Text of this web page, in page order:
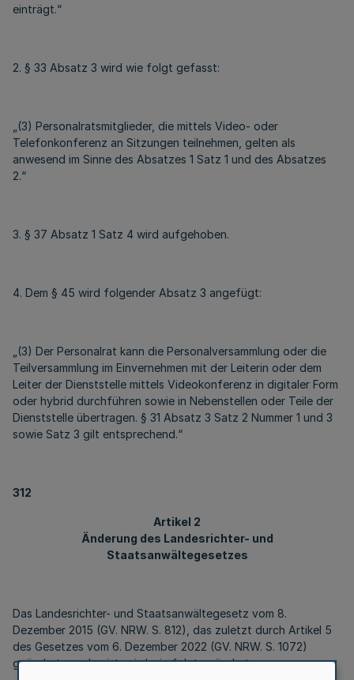
einträgt.“
2. § 33 Absatz 3 wird wie folgt gefasst:
„(3) Personalratsmitglieder, die mittels Video- oder
Telefonkonferenz an Sitzungen teilnehmen, gelten als
anwesend im Sinne des Absatzes 1 Satz 1 und des Absatzes
2.“
3. § 37 Absatz 1 Satz 4 wird aufgehoben.
4. Dem § 45 wird folgender Absatz 3 angefügt:
„(3) Der Personalrat kann die Personalversammlung oder die
Teilversammlung im Einvernehmen mit der Leiterin oder dem
Leiter der Dienststelle mittels Videokonferenz in digitaler Form
oder hybrid durchführen sowie in Nebenstellen oder Teile der
Dienststelle übertragen. § 31 Absatz 3 Satz 2 Nummer 1 und 3
sowie Satz 3 gilt entsprechend.“
312
Artikel 2
Änderung des Landesrichter- und
Staatsanwältegesetzes
Das Landesrichter- und Staatsanwältegesetz vom 8.
Dezember 2015 (GV. NRW. S. 812), das zuletzt durch Artikel 5
des Gesetzes vom 6. Dezember 2022 (GV. NRW. S. 1072)
geändert worden ist, wird wie folgt geändert: